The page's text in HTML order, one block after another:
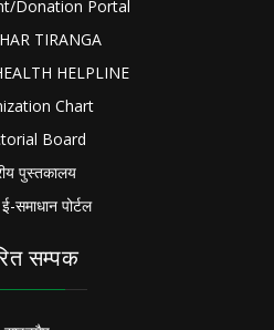
Donation Portal
TIRANGA
HELPLINE
Chart
Board
पुस्तकालय
समाधान पोर्टल
सम्पक